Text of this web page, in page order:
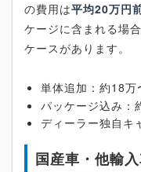
の費用は平均20万円
ケージに含まれる場
ケースがあります。
単体追加：約18万
パッケージ込み：
ディーラー独自キ
国産車・他輸